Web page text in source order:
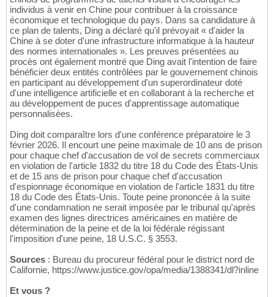
individus à venir en Chine pour contribuer à la croissance
économique et technologique du pays. Dans sa candidature à
ce plan de talents, Ding a déclaré qu'il prévoyait « d'aider la
Chine à se doter d'une infrastructure informatique à la hauteur
des normes internationales ». Les preuves présentées au
procès ont également montré que Ding avait l'intention de faire
bénéficier deux entités contrôlées par le gouvernement chinois
en participant au développement d'un superordinateur doté
d'une intelligence artificielle et en collaborant à la recherche et
au développement de puces d'apprentissage automatique
personnalisées.
Ding doit comparaître lors d'une conférence préparatoire le 3
février 2026. Il encourt une peine maximale de 10 ans de prison
pour chaque chef d'accusation de vol de secrets commerciaux
en violation de l'article 1832 du titre 18 du Code des États-Unis
et de 15 ans de prison pour chaque chef d'accusation
d'espionnage économique en violation de l'article 1831 du titre
18 du Code des États-Unis. Toute peine prononcée à la suite
d'une condamnation ne serait imposée par le tribunal qu'après
examen des lignes directrices américaines en matière de
détermination de la peine et de la loi fédérale régissant
l'imposition d'une peine, 18 U.S.C. § 3553.
Sources : Bureau du procureur fédéral pour le district nord de
Californie, https://www.justice.gov/opa/media/1388341/dl?inline
Et vous ?